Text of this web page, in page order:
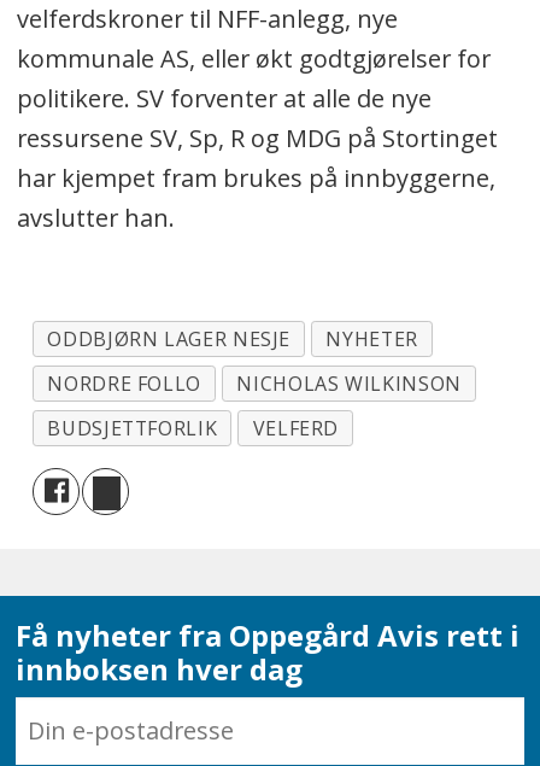
velferdskroner til NFF-anlegg, nye
kommunale AS, eller økt godtgjørelser for
politikere. SV forventer at alle de nye
ressursene SV, Sp, R og MDG på Stortinget
har kjempet fram brukes på innbyggerne,
avslutter han.
ODDBJØRN LAGER NESJE
NYHETER
NORDRE FOLLO
NICHOLAS WILKINSON
BUDSJETTFORLIK
VELFERD
Få nyheter fra Oppegård Avis rett i
innboksen hver dag